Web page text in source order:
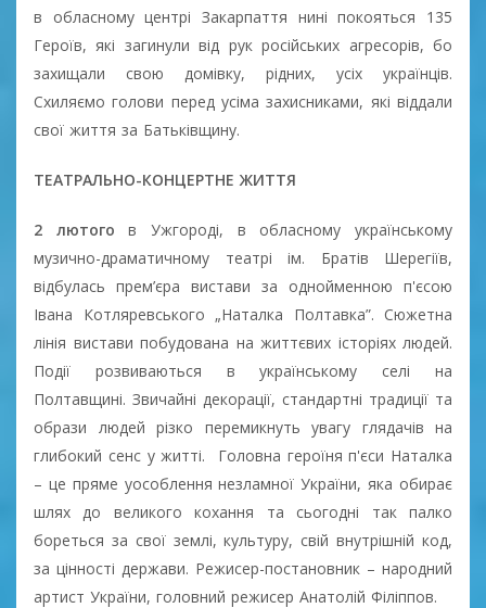
в обласному центрі Закарпаття нині покояться 135
Героїв, які загинули від рук російських агресорів, бо
захищали свою домівку, рідних, усіх українців.
Схиляємо голови перед усіма захисниками, які віддали
свої життя за Батьківщину.
ТЕАТРАЛЬНО-КОНЦЕРТНЕ ЖИТТЯ
2 лютого в Ужгороді, в обласному українському
музично-драматичному театрі ім. Братів Шерегіїв,
відбулась прем’єра вистави за однойменною п'єсою
Івана Котляревського „Наталка Полтавка”. Сюжетна
лінія вистави побудована на життєвих історіях людей.
Події розвиваються в українському селі на
Полтавщині. Звичайні декорації, стандартні традиції та
образи людей різко перемикнуть увагу глядачів на
глибокий сенс у житті. Головна героїня п'єси Наталка
– це пряме уособлення незламної України, яка обирає
шлях до великого кохання та сьогодні так палко
бореться за свої землі, культуру, свій внутрішній код,
за цінності держави. Режисер-постановник – народний
артист України, головний режисер Анатолій Філіппов.